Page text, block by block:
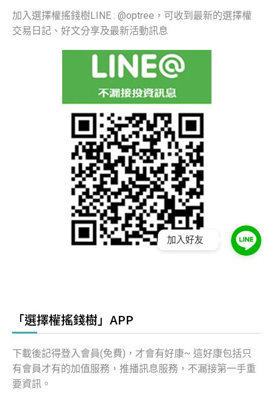
加入選擇權搖錢樹LINE : @optree，可收到最新的選擇權
交易日記、好文分享及最新活動訊息
「選擇權搖錢樹」APP
下載後記得登入會員(免費)，才會有好康~ 這好康包括只
有會員才有的加值服務，推播訊息服務，不漏接第一手重
要資訊。
加入好友